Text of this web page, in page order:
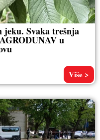
jeku. Svaka trešnja
u
Više >